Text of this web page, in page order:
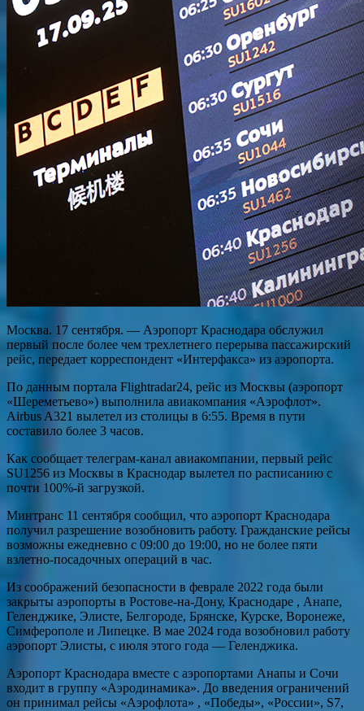
Москва. 17 сентября. — Аэропорт Краснодара обслужил
первый после более чем трехлетнего перерыва пассажирский
рейс, передает корреспондент «Интерфакса» из аэропорта.
По данным портала Flightradar24, рейс из Москвы (аэропорт
«Шереметьево») выполнила авиакомпания «Аэрофлот».
Airbus A321 вылетел из столицы в 6:55. Время в пути
составило более 3 часов.
Как сообщает телеграм-канал авиакомпании, первый рейс
SU1256 из Москвы в Краснодар вылетел по расписанию с
почти 100%-й загрузкой.
Минтранс 11 сентября сообщил, что аэропорт Краснодара
получил разрешение возобновить работу. Гражданские рейсы
возможны ежедневно с 09:00 до 19:00, но не более пяти
взлетно-посадочных операций в час.
Из соображений безопасности в феврале 2022 года были
закрыты аэропорты в Ростове-на-Дону, Краснодаре , Анапе,
Геленджике, Элисте, Белгороде, Брянске, Курске, Воронеже,
Симферополе и Липецке. В мае 2024 года возобновил работу
аэропорт Элисты, с июля этого года — Геленджика.
Аэропорт Краснодара вместе с аэропортами Анапы и Сочи
входит в группу «Аэродинамика». До введения ограничений
он принимал рейсы «Аэрофлота» , «Победы», «России», S7,